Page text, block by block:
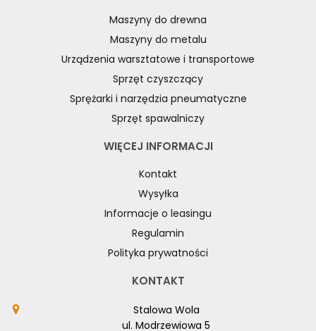
Maszyny do drewna
Maszyny do metalu
Urządzenia warsztatowe i transportowe
Sprzęt czyszczący
Sprężarki i narzędzia pneumatyczne
Sprzęt spawalniczy
WIĘCEJ INFORMACJI
Kontakt
Wysyłka
Informacje o leasingu
Regulamin
Polityka prywatności
KONTAKT
Stalowa Wola
ul. Modrzewiowa 5